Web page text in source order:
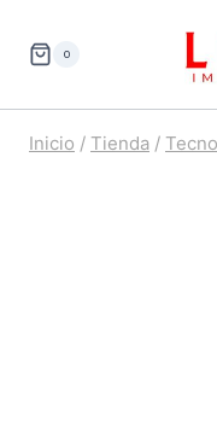
0
Inicio / Tienda /